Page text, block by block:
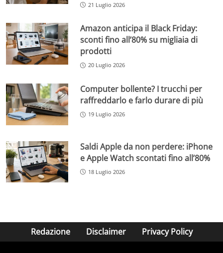
21 Luglio 2026
Amazon anticipa il Black Friday:
sconti fino all’80% su migliaia di
prodotti
20 Luglio 2026
Computer bollente? I trucchi per
raffreddarlo e farlo durare di più
19 Luglio 2026
Saldi Apple da non perdere: iPhone
e Apple Watch scontati fino all’80%
18 Luglio 2026
Redazione Disclaimer Privacy Policy